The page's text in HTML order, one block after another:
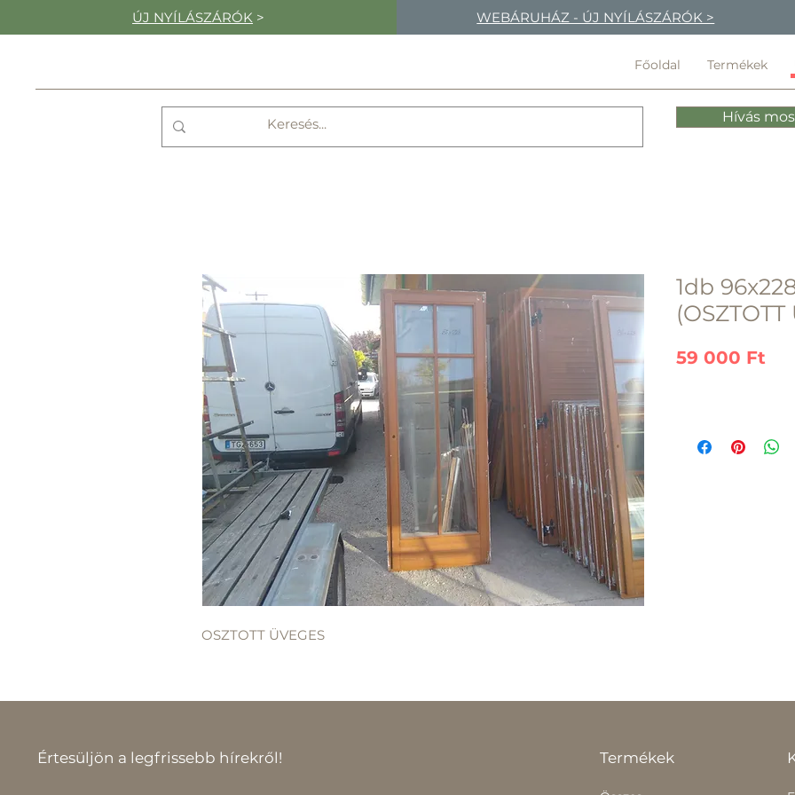
ÚJ NYÍLÁSZÁRÓK > WEBÁRUHÁZ - ÚJ NYÍLÁSZÁRÓK >
Főoldal Termékek
Hívás
OSZTOTT ÜVEGES
1db
(OSZTOTT
59 000 Ft
Értesüljön a legfrissebb hírekről! Termékek